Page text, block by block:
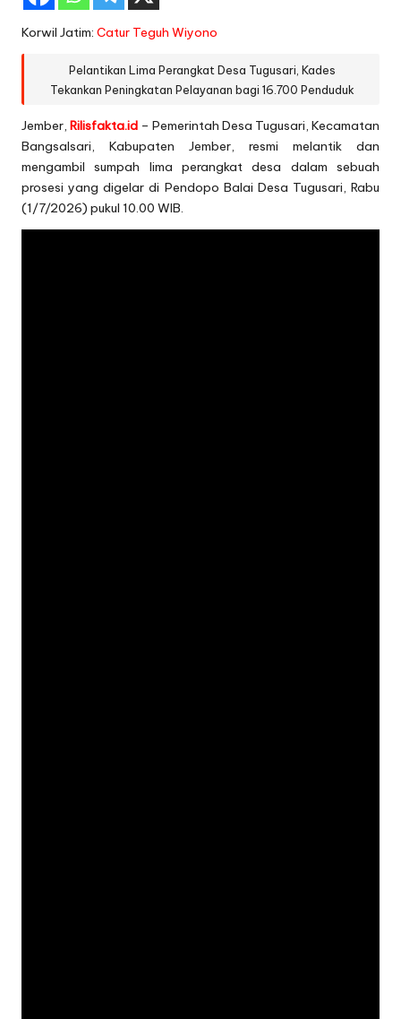
Korwil Jatim: Catur Teguh Wiyono
Pelantikan Lima Perangkat Desa Tugusari, Kades
Tekankan Peningkatan Pelayanan bagi 16.700 Penduduk
Jember, Rilisfakta.id – Pemerintah Desa Tugusari, Kecamatan
Bangsalsari, Kabupaten Jember, resmi melantik dan
mengambil sumpah lima perangkat desa dalam sebuah
prosesi yang digelar di Pendopo Balai Desa Tugusari, Rabu
(1/7/2026) pukul 10.00 WIB.